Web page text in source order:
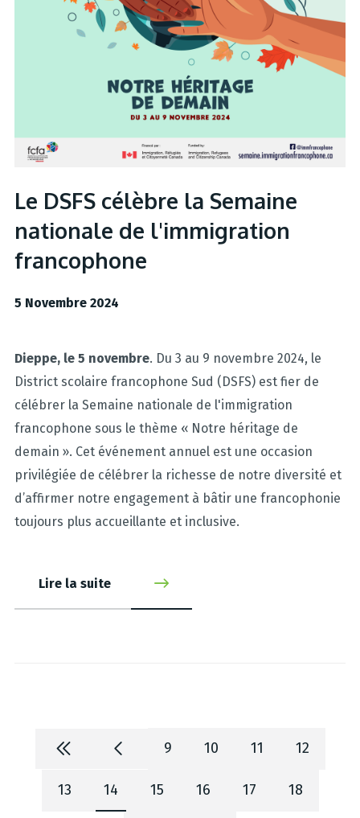
Le DSFS célèbre la Semaine
nationale de l'immigration
francophone
5 Novembre 2024
Dieppe, le 5 novembre. Du 3 au 9 novembre 2024, le
District scolaire francophone Sud (DSFS) est fier de
célébrer la Semaine nationale de l'immigration
francophone sous le thème « Notre héritage de
demain ». Cet événement annuel est une occasion
privilégiée de célébrer la richesse de notre diversité et
d’affirmer notre engagement à bâtir une francophonie
toujours plus accueillante et inclusive.
Lire la suite
9 10 11 12
13 14 15 16 17 18